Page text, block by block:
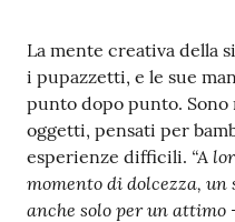
Fornitori
Seguici
su
La mente creativa della
i pupazzetti, e le sue
punto dopo punto.
oggetti, pensati per
esperienze difficili. “A
momento di dolcezza,
anche solo per un